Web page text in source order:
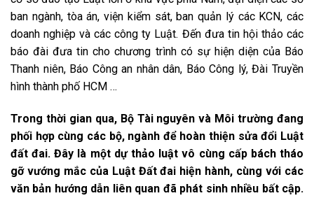
ban ngành, tòa án, viện kiểm sát, ban quản lý các KCN, các
doanh nghiệp và các công ty Luật. Đến đưa tin hội thảo các
báo đài đưa tin cho chương trình có sự hiện diện của Báo
Thanh niên, Báo Công an nhân dân, Báo Công lý, Đài Truyền
hình thành phố HCM …
Trong thời gian qua, Bộ Tài nguyên và Môi trường đang
phối hợp cùng các bộ, ngành để hoàn thiện sửa đổi Luật
đất đai. Đây là một dự thảo luật vô cùng cấp bách tháo
gỡ vướng mắc của Luật Đất đai hiện hành, cùng với các
văn bản hướng dẫn liên quan đã phát sinh nhiều bất cập.